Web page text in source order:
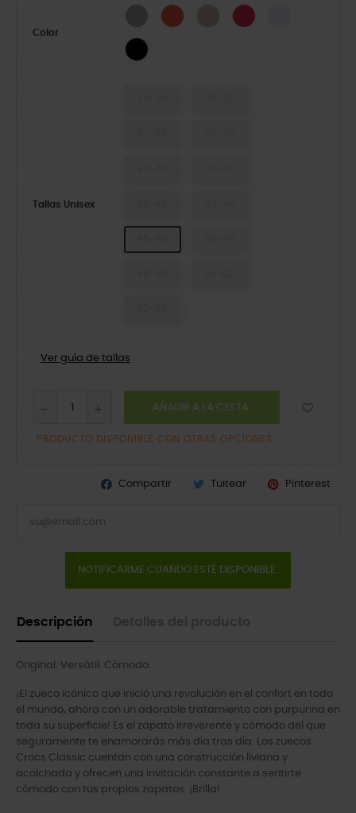
Color
Silver GlitterCherry RedQuartz GlitterDigital Raspberry GL
Black Glitter
Tallas Unisex
Ver guía de tallas
AÑADIR A LA CESTA
PRODUCTO DISPONIBLE CON OTRAS OPCIONES
Compartir Tuitear Pinterest
NOTIFICARME CUANDO ESTÉ DISPONIBLE.
Descripción
Original. Versátil. Cómodo.
¡El zueco icónico que inició una revolución en el confort en todo
el mundo, ahora con un adorable tratamiento con purpurina en
toda su superficie! Es el zapato irreverente y cómodo del que
seguramente te enamorarás más día tras día. Los zuecos
Crocs Classic cuentan con una construcción liviana y
acolchada y ofrecen una invitación constante a sentirte
cómodo con tus propios zapatos. ¡Brilla!